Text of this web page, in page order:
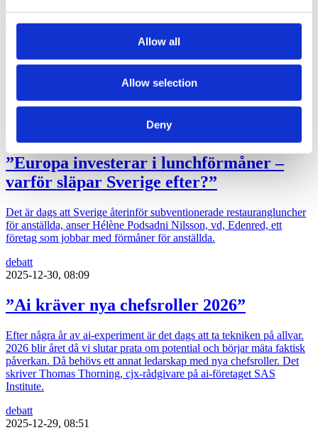
provided to them or that they’ve collected from your use
Allow all
Allow selection
Deny
”Har slutet av Metas storhetstid gått oss
Pr-konsulten Madeleine Fransson Stöök undrar varför så få reagerar
på de stora förändringar Meta inför nu i ett ”desperat försök till
”Europa investerar i lunchförmåner –
varför släpar Sverige efter?”
Det är dags att Sverige återinför subventionerade restaurangluncher
för anställda, anser Hélène Podsadni Nilsson, vd, Edenred, ett
företag som jobbar med förmåner för anställda.
debatt
2025-12-30, 08:09
”Ai kräver nya chefsroller 2026”
Efter några år av ai-experiment är det dags att ta tekniken på allvar.
2026 blir året då vi slutar prata om potential och börjar mäta faktisk
påverkan. Då behövs ett annat ledarskap med nya chefsroller. Det
skriver Thomas Thorning, cjx-rådgivare på ai-företaget SAS
Institute.
debatt
2025-12-29, 08:51